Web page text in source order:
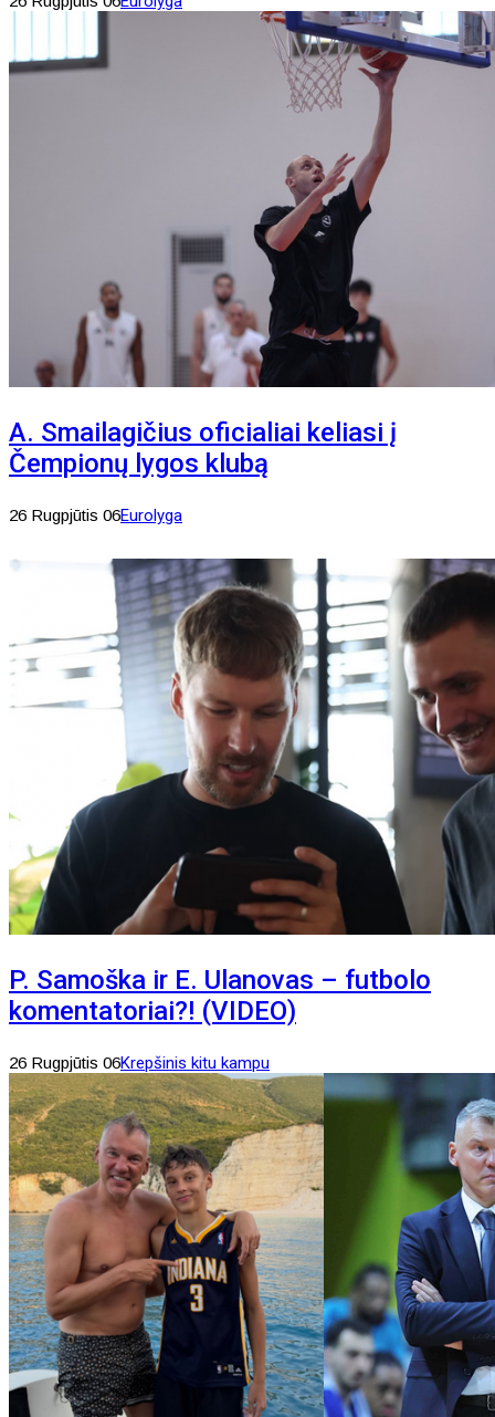
A. Smailagičius oficialiai keliasi į
Čempionų lygos klubą
26 Rugpjūtis 06Eurolyga
P. Samoška ir E. Ulanovas – futbolo
komentatoriai?! (VIDEO)
26 Rugpjūtis 06Krepšinis kitu kampu